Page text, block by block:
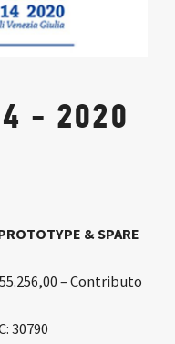
- 2020
& SPARE
– Contributo
30790